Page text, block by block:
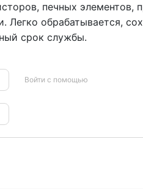
печных элементов,
Легко обрабатывается,
срок службы.
Войти с помощью